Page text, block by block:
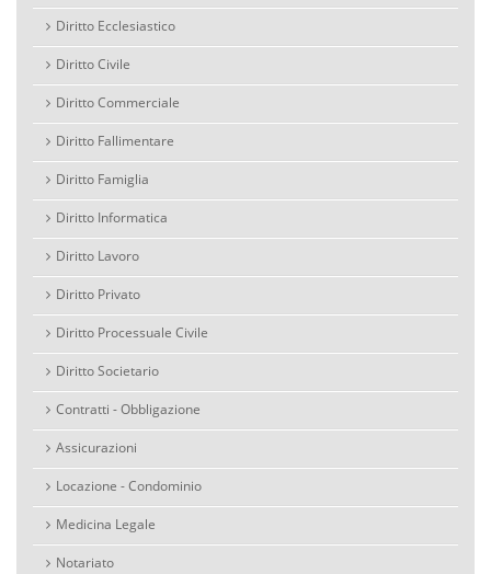
Diritto Ecclesiastico
Diritto Civile
Diritto Commerciale
Diritto Fallimentare
Diritto Famiglia
Diritto Informatica
Diritto Lavoro
Diritto Privato
Diritto Processuale Civile
Diritto Societario
Contratti - Obbligazione
Assicurazioni
Locazione - Condominio
Medicina Legale
Notariato